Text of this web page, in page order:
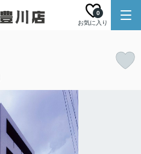
お気に入り
0